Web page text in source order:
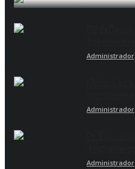
Administrador
Administrador
Administrador